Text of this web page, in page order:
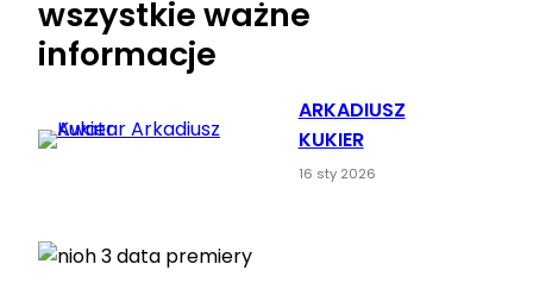
wszystkie ważne
informacje
ARKADIUSZ
KUKIER
16 sty 2026